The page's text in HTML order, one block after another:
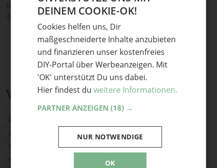
Noch keine Kommentare — sei die Erste oder der Erste und teile
deine Meinung.
Verwandte Themen
Basteln mit Kindern
Geschenke
Origami
Fimo
DEINEM COOKIE-OK!
Cookies helfen uns, Dir
maßgeschneiderte Inhalte anzubieten
und finanzieren unser kostenfreies
DIY-Portal über Werbeanzeigen. Mit
'OK' unterstützt Du uns dabei.
Hier findest du weitere Informationen.
PARTNER ANZEIGEN (18) →
OK
NUR NOTWENDIGE